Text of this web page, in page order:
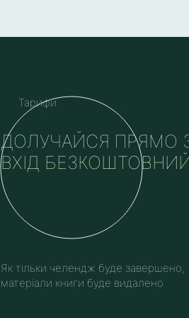
Тарифи
ДОЛУЧАЙСЯ ПРЯМО
ВХІД
Як тільки челендж буде завершено,
матеріали книги буде видалено